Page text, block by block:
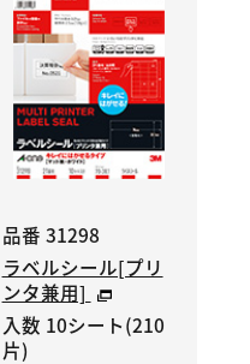
品番 31298
ラベルシール[プリ
ンタ兼用]
入数 10シート(210
片)